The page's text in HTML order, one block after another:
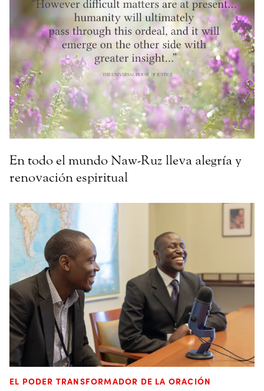
En todo el mundo Naw-Ruz lleva alegría y
renovación espiritual
EL PODER TRANSFORMADOR DE LA ORACIÓN